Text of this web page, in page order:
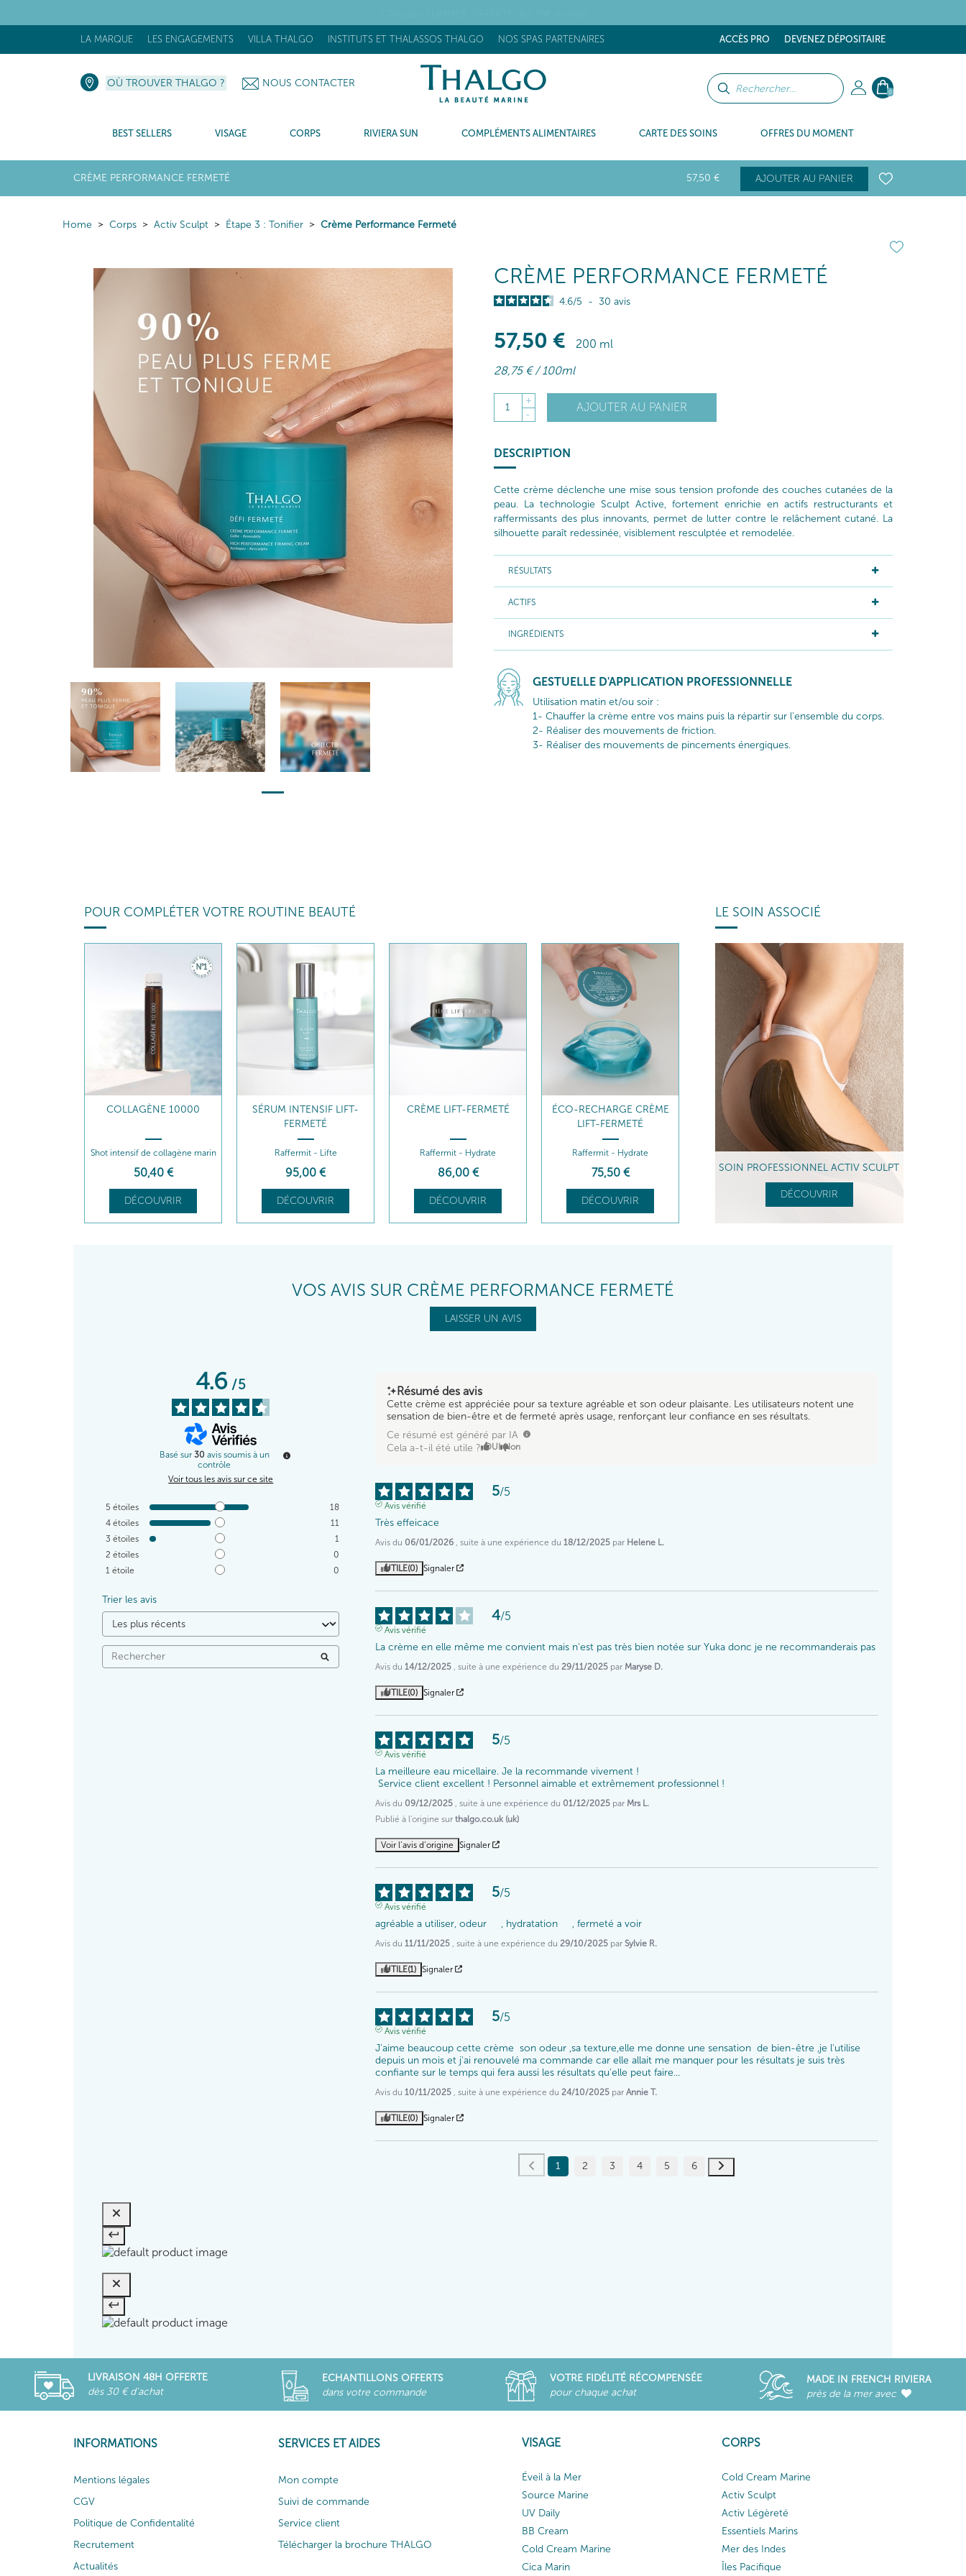
ACCÈS PRO DEVENEZ DÉPOSITAIRE
LA MARQUE LES ENGAGEMENTS VILLA THALGO INSTITUTS ET THALASSOS THALGO NOS SPAS PARTENAIRES
0
OÙ TROUVER THALGO ? NOUS CONTACTER
BEST SELLERS VISAGE CORPS RIVIERA SUN COMPLÉMENTS ALIMENTAIRES CARTE DES SOINS OFFRES DU MOMENT
CRÈME PERFORMANCE FERMETÉ 57,50 € AJOUTER AU PANIER
Home Corps Activ Sculpt Étape 3 : Tonifier Crème Performance Fermeté
CRÈME PERFORMANCE FERMETÉ
4.6/5 - 30 avis
57,50 €
200 ml
28,75 €/ 100ml
1
+
-
AJOUTER AU PANIER
DESCRIPTION
Cette crème déclenche une mise sous tension profonde des couches cutanées de la
peau. La technologie Sculpt Active, fortement enrichie en actifs restructurants et
raffermissants des plus innovants, permet de lutter contre le relâchement cutané. La
silhouette paraît redessinée, visiblement resculptée et remodelée.
RÉSULTATS
ACTIFS
INGRÉDIENTS
GESTUELLE D'APPLICATION PROFESSIONNELLE
Utilisation matin et/ou soir :
1- Chauffer la crème entre vos mains puis la répartir sur l’ensemble du corps.
2- Réaliser des mouvements de friction.
3- Réaliser des mouvements de pincements énergiques.
POUR COMPLÉTER VOTRE ROUTINE BEAUTÉ
COLLAGÈNE 10000
Shot intensif de collagène marin
50,40 €
DÉCOUVRIR
SÉRUM INTENSIF LIFT-
FERMETÉ
Raffermit - Lifte
95,00 €
DÉCOUVRIR
CRÈME LIFT-FERMETÉ
Raffermit - Hydrate
86,00 €
DÉCOUVRIR
ÉCO-RECHARGE CRÈME
LIFT-FERMETÉ
Raffermit - Hydrate
75,50 €
DÉCOUVRIR
LE SOIN ASSOCIÉ
SOIN PROFESSIONNEL ACTIV SCULPT
DÉCOUVRIR
VOS AVIS SUR CRÈME PERFORMANCE FERMETÉ
LAISSER UN AVIS
4.6/5
Basé sur 30 avis soumis à un
contrôle
Voir tous les avis sur ce site
5 étoiles
18
4 étoiles
11
3 étoiles
1
2 étoiles
0
1 étoile 0
Trier les avis
Résumé des avis
Cette crème est appréciée pour sa texture agréable et son odeur plaisante. Les utilisateurs notent une
sensation de bien-être et de fermeté après usage, renforçant leur confiance en ses résultats.
Ce résumé est généré par IA
Cela a-t-il été utile ? OUI Non
5/5
Avis vérifié
Très effeicace
Avis du 06/01/2026 , suite à une expérience du 18/12/2025 par Helene L.
UTILE(0) Signaler
4/5
Avis vérifié
La crème en elle même me convient mais n'est pas très bien notée sur Yuka donc je ne recommanderais pas
Avis du 14/12/2025 , suite à une expérience du 29/11/2025 par Maryse D.
UTILE(0) Signaler
5/5
Avis vérifié
La meilleure eau micellaire. Je la recommande vivement !
Service client excellent ! Personnel aimable et extrêmement professionnel !
Avis du 09/12/2025 , suite à une expérience du 01/12/2025 par Mrs L.
Publié à l'origine surthalgo.co.uk (uk)
Voir l’avis d’origine Signaler
5/5
Avis vérifié
agréable a utiliser, odeur     , hydratation     , fermeté a voir
Avis du 11/11/2025 , suite à une expérience du 29/10/2025 parSylvie R.
UTILE(1) Signaler
5/5
Avis vérifié
J'aime beaucoup cette crème  son odeur ,sa texture,elle me donne une sensation  de bien-être ,je l'utilise
depuis un mois et j'ai renouvelé ma commande car elle allait me manquer pour les résultats je suis très
confiante sur le temps qui fera aussi les résultats qu'elle peut faire...
Avis du 10/11/2025 , suite à une expérience du 24/10/2025 parAnnie T.
UTILE(0) Signaler
1 2 3 4 5 6
LIVRAISON 48H OFFERTE
dès 30 € d'achat
ECHANTILLONS OFFERTS
dans votre commande
VOTRE FIDÉLITÉ RÉCOMPENSÉE
pour chaque achat
MADE IN FRENCH RIVIERA
près de la mer avec
INFORMATIONS
Mentions légales
CGV
Politique de Confidentalité
Recrutement
Actualités
SERVICES ET AIDES
Mon compte
Suivi de commande
Service client
Télécharger la brochure THALGO
VISAGE
Éveil à la Mer
Source Marine
UV Daily
BB Cream
Cold Cream Marine
Cica Marin
CORPS
Cold Cream Marine
Activ Sculpt
Activ Légèreté
Essentiels Marins
Mer des Indes
Îles Pacifique